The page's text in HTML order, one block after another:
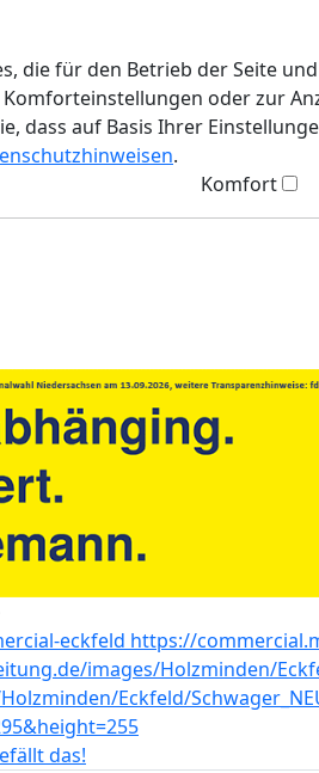
die für den Betrieb der Seite
oder zur
dass auf Basis Ihrer
.
Komfort
das!